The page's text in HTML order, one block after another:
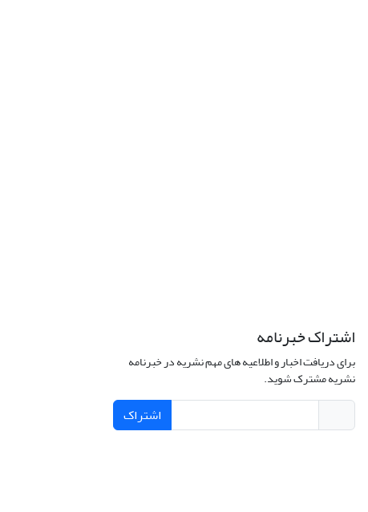
اشتراک خبرنامه
برای دریافت اخبار و اطلاعیه های مهم نشریه در خبرنامه
نشریه مشترک شوید.
اشتراک